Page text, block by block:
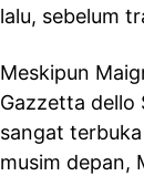
lalu, sebelum
Meskipun
Gazzetta dello
sangat
musim depan,